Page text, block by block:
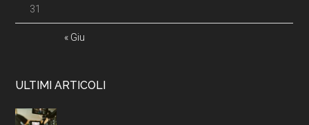
« Giu
31
ULTIMI ARTICOLI